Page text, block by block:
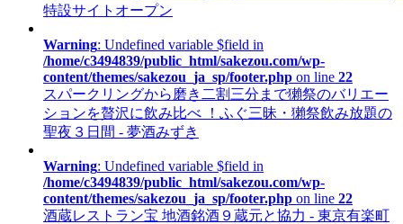
特設サイトオープン
Warning: Undefined variable $field in
/home/c3494839/public_html/sakezou.com/wp-
content/themes/sakezou_ja_sp/footer.php on line 22
スパークリングから磨き二割三分まで獺祭のバリエー
ションを贅沢に飲み比べ ！ふぐ三昧・獺祭飲み放題の
聖夜３日間 - 夢酒みずき
Warning: Undefined variable $field in
/home/c3494839/public_html/sakezou.com/wp-
content/themes/sakezou_ja_sp/footer.php on line 22
酒蔵レストラン宝 地酒銘酒９蔵元と協力 - 東京有楽町